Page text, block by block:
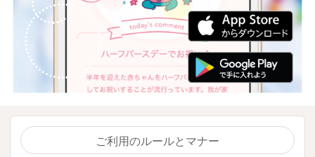
ご利用のルールとマナー